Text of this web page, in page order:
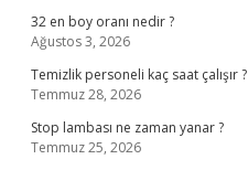
32 en boy oranı nedir ?
Ağustos 3, 2026
Temizlik personeli kaç saat çalışır ?
Temmuz 28, 2026
Stop lambası ne zaman yanar ?
Temmuz 25, 2026